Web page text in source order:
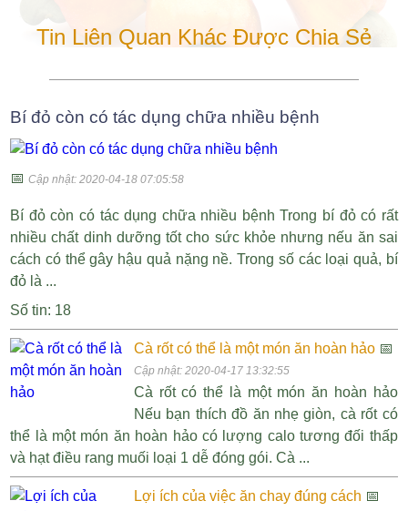
Tin Liên Quan Khác Được Chia Sẻ
Bí đỏ còn có tác dụng chữa nhiều bệnh
📅Cập nhật: 2020-04-18 07:05:58
Bí đỏ còn có tác dụng chữa nhiều bệnh Trong bí đỏ có rất
nhiều chất dinh dưỡng tốt cho sức khỏe nhưng nếu ăn sai
cách có thể gây hậu quả nặng nề. Trong số các loại quả, bí
đỏ là ...
Số tin: 18
Cà rốt có thể là một món ăn hoàn hảo📅
Cập nhật: 2020-04-17 13:32:55
Cà rốt có thể là một món ăn hoàn hảo
Nếu bạn thích đồ ăn nhẹ giòn, cà rốt có
thể là một món ăn hoàn hảo có lượng calo tương đối thấp
và hạt điều rang muối loại 1 dễ đóng gói. Cà ...
Lợi ích của việc ăn chay đúng cách 📅